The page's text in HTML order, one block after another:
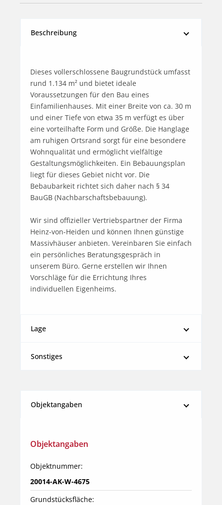
Beschreibung
Dieses vollerschlossene Baugrundstück umfasst
rund 1.134 m² und bietet ideale
Voraussetzungen für den Bau eines
Einfamilienhauses. Mit einer Breite von ca. 30 m
und einer Tiefe von etwa 35 m verfügt es über
eine vorteilhafte Form und Größe. Die Hanglage
am ruhigen Ortsrand sorgt für eine besondere
Wohnqualität und ermöglicht vielfältige
Gestaltungsmöglichkeiten. Ein Bebauungsplan
liegt für dieses Gebiet nicht vor. Die
Bebaubarkeit richtet sich daher nach § 34
BauGB (Nachbarschaftsbebauung).
Wir sind offizieller Vertriebspartner der Firma
Heinz-von-Heiden und können Ihnen günstige
Massivhäuser anbieten. Vereinbaren Sie einfach
ein persönliches Beratungsgespräch in
unserem Büro. Gerne erstellen wir Ihnen
Vorschläge für die Errichtung Ihres
individuellen Eigenheims.
Lage
Sonstiges
Objektangaben
Objektangaben
Objektnummer:
20014-AK-W-4675
Grundstücksfläche: